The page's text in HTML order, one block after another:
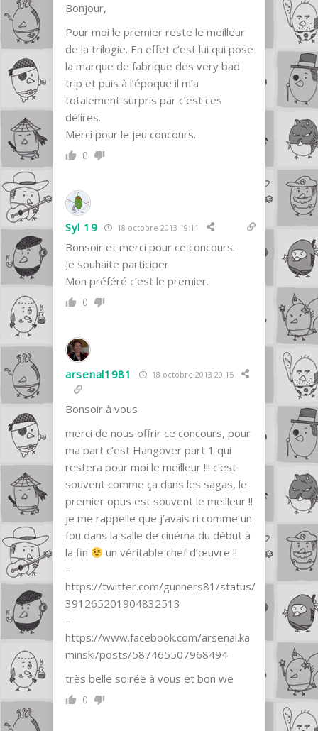
Bonjour,
Pour moi le premier reste le meilleur
de la trilogie. En effet c’est lui qui pose
la marque de fabrique des very bad
trip et puis à l’époque il m’a
totalement surpris par c’est ces
délires.
Merci pour le jeu concours.
0
Syl 19 18 octobre 2013 19:11
Bonsoir et merci pour ce concours.
Je souhaite participer
Mon préféré c’est le premier.
0
arsenal1981 18 octobre 2013 20:15
Bonsoir à vous
merci de nous offrir ce concours, pour
ma part c’est Hangover part 1 qui
restera pour moi le meilleur !!! c’est
souvent comme ça dans les sagas, le
premier opus est souvent le meilleur !!
je me rappelle que j’avais ri comme un
fou dans la salle de cinéma du début à
la fin
un véritable chef d’œuvre !!
–
https://twitter.com/gunners81/status/
391265201904832513
–
https://www.facebook.com/arsenal.ka
minski/posts/587465507968494
très belle soirée à vous et bon we
0